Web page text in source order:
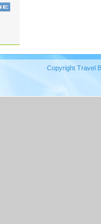
Copyright Travel